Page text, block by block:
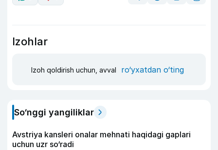
Izohlar
Izoh qoldirish uchun, avval ro‘yxatdan o‘ting
So‘nggi yangiliklar
Avstriya kansleri onalar mehnati haqidagi gaplari
uchun uzr so‘radi